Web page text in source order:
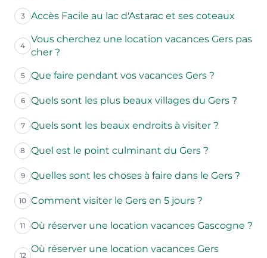
3 Accès Facile au lac d'Astarac et ses coteaux
4
Vous cherchez une location vacances Gers pas
cher ?
5 Que faire pendant vos vacances Gers ?
6 Quels sont les plus beaux villages du Gers ?
7 Quels sont les beaux endroits à visiter ?
8 Quel est le point culminant du Gers ?
9 Quelles sont les choses à faire dans le Gers ?
10 Comment visiter le Gers en 5 jours ?
11 Où réserver une location vacances Gascogne ?
12
Où réserver une location vacances Gers